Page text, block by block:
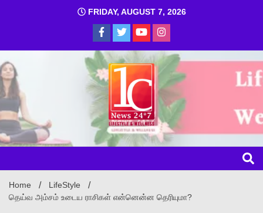
FRIDAY, AUGUST 7, 2026
Home
LifeStyle
தெய்வ அம்சம் உடைய ராசிகள் என்னென்ன தெரியுமா?